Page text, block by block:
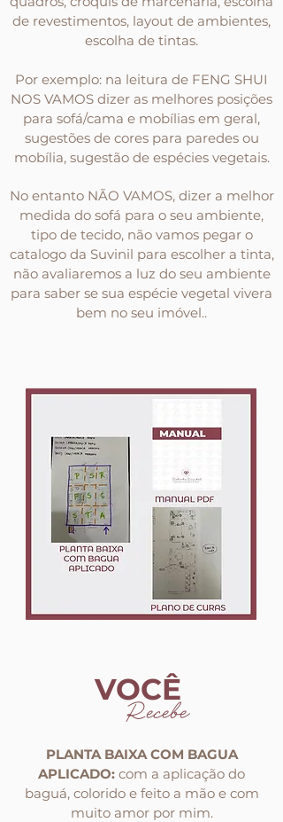
VOCÊ
Recebe
PLANTA BAIXA COM BAGUA
APLICADO: com a aplicação do
baguá, colorido e feito a mão e com
muito amor por mim.
de revestimentos, layout de ambientes,
escolha de tintas.
Por exemplo: na leitura de FENG SHUI
NOS VAMOS dizer as melhores posições
para sofá/cama e mobílias em geral,
sugestões de cores para paredes ou
mobília, sugestão de espécies vegetais.
No entanto NÃO VAMOS, dizer a melhor
medida do sofá para o seu ambiente,
tipo de tecido, não vamos pegar o
catalogo da Suvinil para escolher a tinta,
não avaliaremos a luz do seu ambiente
para saber se sua espécie vegetal vivera
bem no seu imóvel..